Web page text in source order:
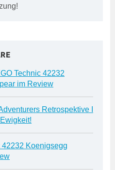
Technic 42232
im Review
Retrospektive I
42232 Koenigsegg